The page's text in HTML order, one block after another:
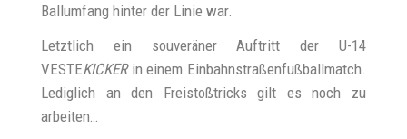
Ballumfang hinter der Linie war.
Letztlich ein souveräner Auftritt der U-14
VESTEKICKERin einem Einbahnstraßenfußballmatch.
Lediglich an den Freistoßtricks gilt es noch zu
arbeiten…